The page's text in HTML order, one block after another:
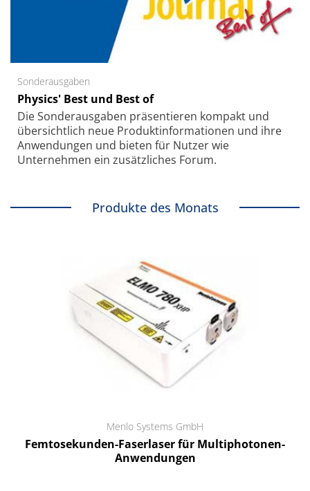
Sonderausgaben
Physics' Best und Best of
Die Sonder­ausgaben präsentieren kompakt und
übersichtlich neue Produkt­informationen und ihre
Anwendungen und bieten für Nutzer wie
Unternehmen ein zusätzliches Forum.
Produkte des Monats
Menlo Systems GmbH
Femtosekunden-Faserlaser für Multiphotonen-
Anwendungen